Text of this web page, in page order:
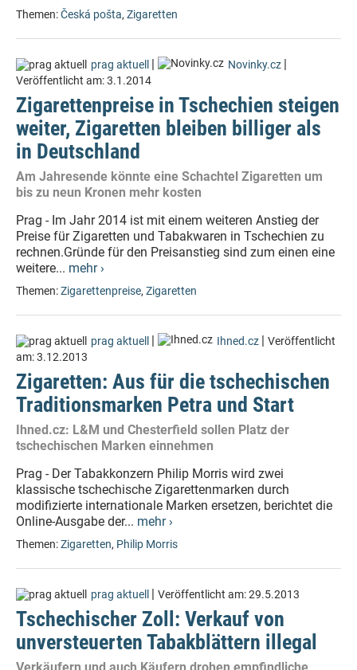
Themen:Česká pošta, Zigaretten
prag aktuell | Novinky.cz |
Veröffentlicht am:3.1.2014
Zigarettenpreise in Tschechien steigen
weiter, Zigaretten bleiben billiger als
in Deutschland
Am Jahresende könnte eine Schachtel Zigaretten um
bis zu neun Kronen mehr kosten
Prag - Im Jahr 2014 ist mit einem weiteren Anstieg der
Preise für Zigaretten und Tabakwaren in Tschechien zu
rechnen.Gründe für den Preisanstieg sind zum einen eine
weitere... mehr ›
Themen:Zigarettenpreise, Zigaretten
prag aktuell | Ihned.cz | Veröffentlicht
am:3.12.2013
Zigaretten: Aus für die tschechischen
Traditionsmarken Petra und Start
Ihned.cz: L&M und Chesterfield sollen Platz der
tschechischen Marken einnehmen
Prag - Der Tabakkonzern Philip Morris wird zwei
klassische tschechische Zigarettenmarken durch
modifizierte internationale Marken ersetzen, berichtet die
Online-Ausgabe der... mehr ›
Themen:Zigaretten, Philip Morris
prag aktuell | Veröffentlicht am:29.5.2013
Tschechischer Zoll: Verkauf von
unversteuerten Tabakblättern illegal